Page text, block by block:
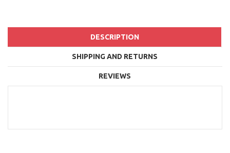
DESCRIPTION
SHIPPING AND RETURNS
REVIEWS